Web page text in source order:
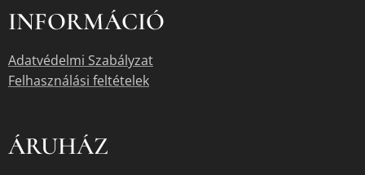
INFORMÁCIÓ
Adatvédelmi Szabályzat
Felhasználási feltételek
ÁRUHÁZ